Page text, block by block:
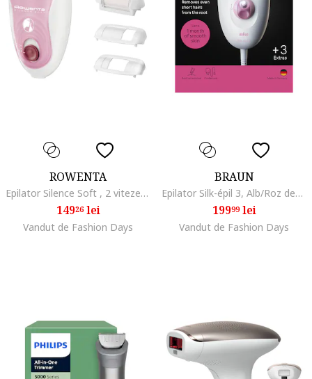
ROWENTA
Epilator Silence Soft , 2 viteze, 24 pensete, 4 accesorii - zona inghinala & axile & ras & exfoliere, cap de epilare si accesorii lavabile, tehnologie avansata micro-contact, sistem silentios, alb/roz
14926lei
Vandut de Fashion Days
BRAUN
Epilator Silk-épil 3, Alb/Roz deschis
19999lei
Vandut de Fashion Days